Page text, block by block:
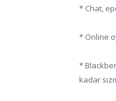
* Chat,
* Online
*
kadar